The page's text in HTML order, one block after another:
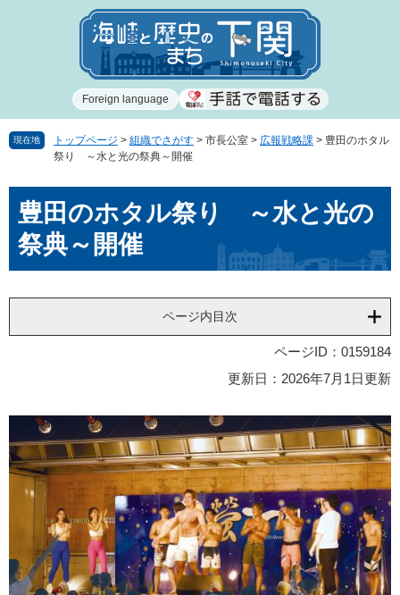
で
ば
Foreign language
現在地 トップページ > 組織でさがす > 市長公室 > 広報戦略課 > 豊田のホタル
祭り ～水と光の祭典～開催
文豊田のホタル祭り ～水と光の
祭典～開催
ページ内目次
ページID：0159184
更新日：2026年7月1日更新